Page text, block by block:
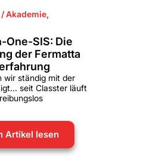
Akademie,
One-SIS: Die
der Fermatta
wir ständig mit der
seit Classter läuft
Artikel lesen